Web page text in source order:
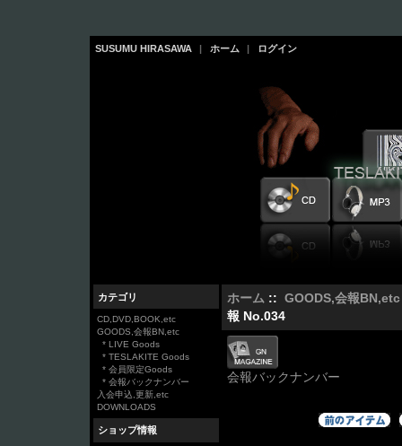
SUSUMU HIRASAWA | ホーム | ログイン
カテゴリ
CD,DVD,BOOK,etc
GOODS,会報BN,etc
* LIVE Goods
* TESLAKITE Goods
* 会員限定Goods
* 会報バックナンバー
入会申込,更新,etc
DOWNLOADS
ショップ情報
ホーム :: GOODS,会報BN,etc
報 No.034
会報バックナンバー